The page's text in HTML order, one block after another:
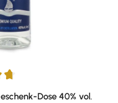
4.67 von 5 Sternen
Dose 40% vol.